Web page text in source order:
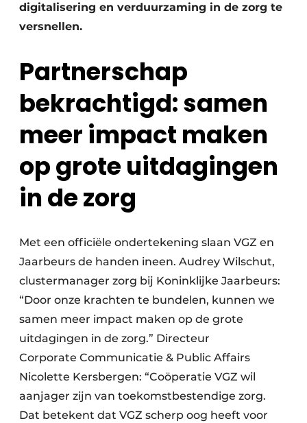
digitalisering en verduurzaming in de zorg te
versnellen.
Partnerschap
bekrachtigd: samen
meer impact maken
op grote uitdagingen
in de zorg
Met een officiële ondertekening slaan VGZ en
Jaarbeurs de handen ineen. Audrey Wilschut,
clustermanager zorg bij Koninklijke Jaarbeurs:
“Door onze krachten te bundelen, kunnen we
samen meer impact maken op de grote
uitdagingen in de zorg.” Directeur
Corporate Communicatie & Public Affairs
Nicolette Kersbergen: “Coöperatie VGZ wil
aanjager zijn van toekomstbestendige zorg.
Dat betekent dat VGZ scherp oog heeft voor